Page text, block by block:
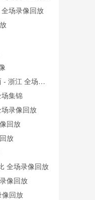
场录像回放
- 浙江 全场录
集锦
录像回放
回放
放
全场录像回放
像回放
回放